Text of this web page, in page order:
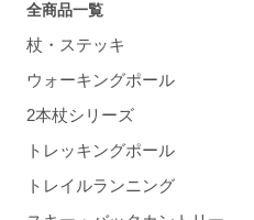
全商品一覧
杖・ステッキ
ウォーキングポール
2本杖シリーズ
トレッキングポール
トレイルランニング